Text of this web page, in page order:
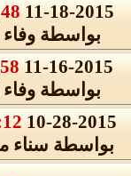
11-18-2015
PM
بواسطةوفاء
11-16-2015
PM
بواسطةوفاء
10-28-2015
AM
بواسطةسناء